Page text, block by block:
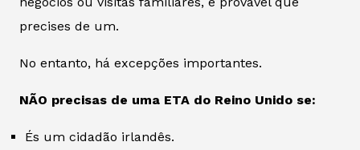
precises de um.
No entanto, há excepções importantes.
NÃO precisas de uma ETA do Reino Unido se:
És um cidadão irlandês.